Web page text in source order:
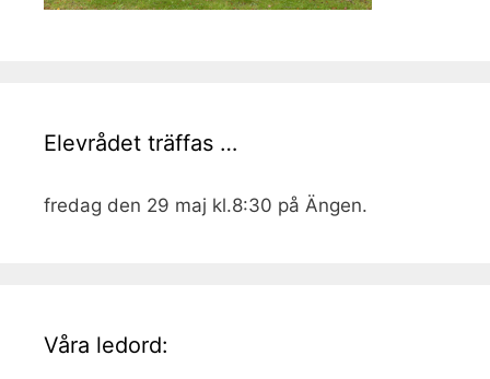
Elevrådet träffas …
fredag den 29 maj kl.8:30 på Ängen.
Våra ledord: